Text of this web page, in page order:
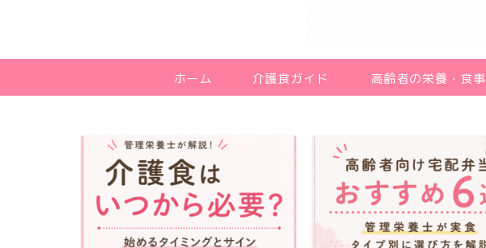
ホーム 介護食ガイド 高齢者の栄養・食事